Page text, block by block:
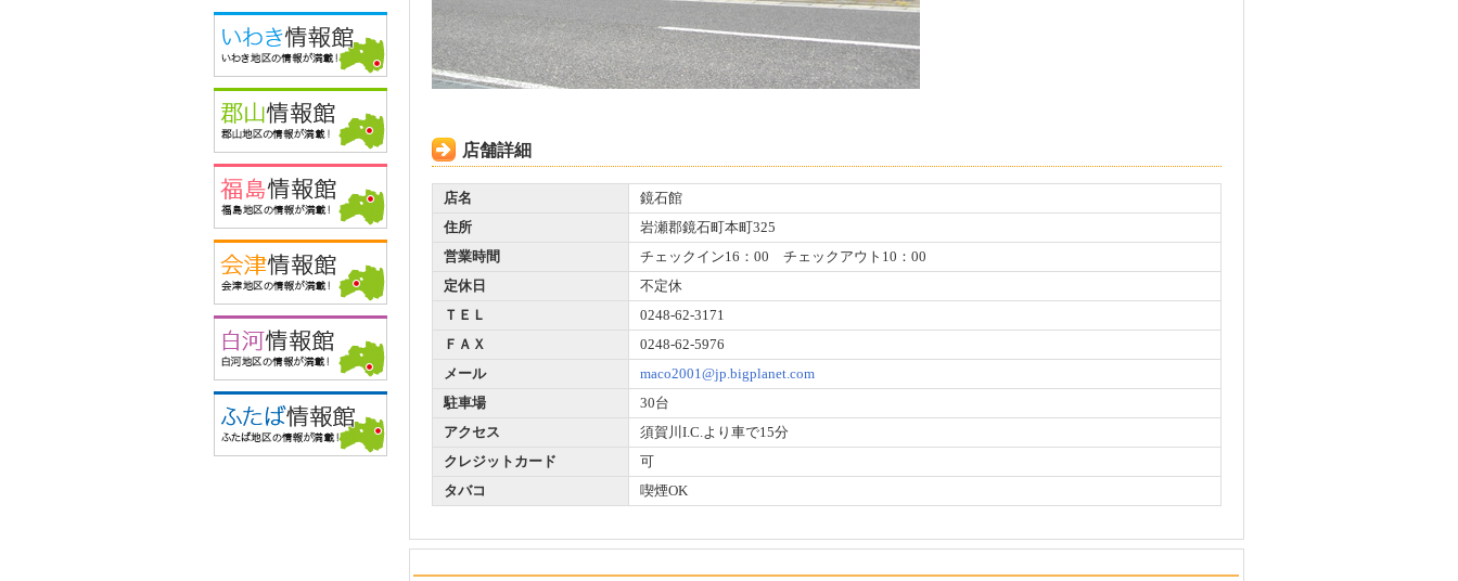
店舗詳細
店名
鏡石館
住所
岩瀬郡鏡石町本町325
営業時間
チェックイン16：00 チェックアウト10：00
定休日
不定休
ＴＥＬ
0248-62-3171
ＦＡＸ
0248-62-5976
メール
maco2001@jp.bigplanet.com
駐車場
30台
アクセス
須賀川I.C.より車で15分
クレジットカード
可
タバコ
喫煙OK